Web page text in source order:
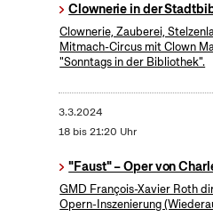
Clownerie in der
Clownerie, Zauberei,
Mitmach-Circus mit Clown
"Sonntags in der Bibliothek".
3.3.2024
18 bis 21:20 Uhr
"Faust" – Oper von
GMD François-Xavier Roth
Opern-Inszenierung